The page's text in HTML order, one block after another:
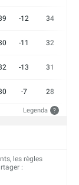
-12 34
-11 32
-13 31
-7 28
Legenda ?
les règles
: